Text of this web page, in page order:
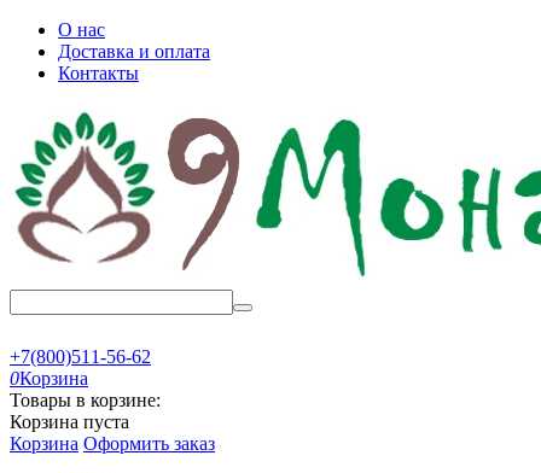
О нас
Доставка и оплата
Контакты
+7(800)511-56-62
0Корзина
Товары в корзине:
Корзина пуста
Корзина Оформить заказ